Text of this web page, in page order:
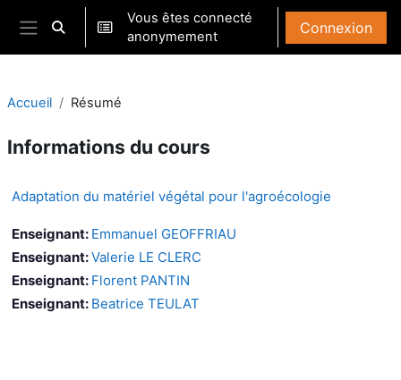
Passer au contenu principal
Panneau latéral
Activer/désactiver la saisie de recherche
Vous êtes connecté
anonymement
Connexion
Accueil Résumé
Informations du cours
Adaptation du matériel végétal pour l'agroécologie
Enseignant: Emmanuel GEOFFRIAU
Enseignant:Valerie LE CLERC
Enseignant: Florent PANTIN
Enseignant: Beatrice TEULAT